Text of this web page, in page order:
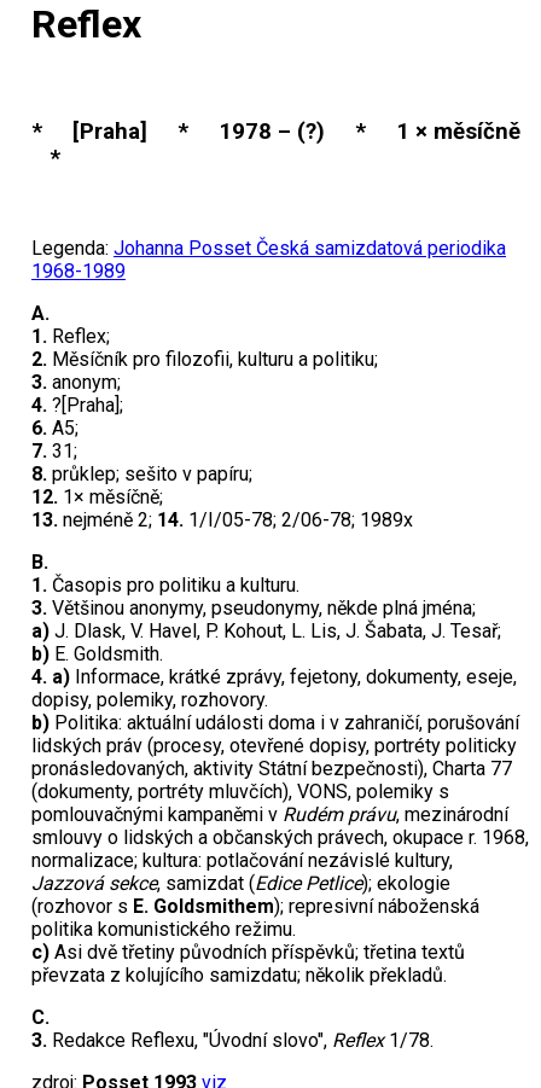
Reflex
* [Praha] * 1978 – (?) * 1 × měsíčně
*
Legenda: Johanna Posset Česká samizdatová periodika
1968-1989
A.
1. Reflex;
2. Měsíčník pro filozofii, kulturu a politiku;
3. anonym;
4. ?[Praha];
6. A5;
7. 31;
8. průklep; sešito v papíru;
12. 1× měsíčně;
13. nejméně 2; 14. 1/I/05-78; 2/06-78; 1989x
B.
1. Časopis pro politiku a kulturu.
3. Většinou anonymy, pseudonymy, někde plná jména;
a) J. Dlask, V. Havel, P. Kohout, L. Lis, J. Šabata, J. Tesař;
b) E. Goldsmith.
4. a) Informace, krátké zprávy, fejetony, dokumenty, eseje,
dopisy, polemiky, rozhovory.
b) Politika: aktuální události doma i v zahraničí, porušování
lidských práv (procesy, otevřené dopisy, portréty politicky
pronásledovaných, aktivity Státní bezpečnosti), Charta 77
(dokumenty, portréty mluvčích), VONS, polemiky s
pomlouvačnými kampaněmi v Rudém právu, mezinárodní
smlouvy o lidských a občanských právech, okupace r. 1968,
normalizace; kultura: potlačování nezávislé kultury,
Jazzová sekce, samizdat (Edice Petlice); ekologie
(rozhovor s E. Goldsmithem); represivní náboženská
politika komunistického režimu.
c) Asi dvě třetiny původních příspěvků; třetina textů
převzata z kolujícího samizdatu; několik překladů.
C.
3. Redakce Reflexu, "Úvodní slovo", Reflex1/78.
zdroj: Posset 1993 viz